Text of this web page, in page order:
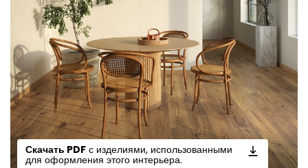
Скачать PDF с изделиями, использованными
для оформления этого интерьера.